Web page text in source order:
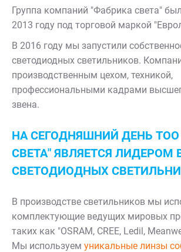
Группа компаний "Фабрика света"
2013 году под торговой маркой
В 2016 году мы запустили
светодиодных светильников.
производственным цехом, техникой,
профессиональными кадрами
звена.
НА СЕГОДНЯШНИЙ ДЕНЬ
СВЕТА" ЯВЛЯЕТСЯ ЛИДЕРОМ
СВЕТОДИОДНЫХ
В производстве светильников мы
комплектующие ведущих мировых
таких как "OSRAM, CREE, Ledil,
Мы используем уникальные линзы